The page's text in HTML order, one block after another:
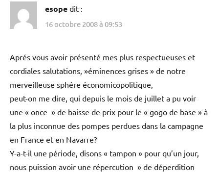
esope dit :
16 octobre 2008 à 09:53
Aprés vous avoir présenté mes plus respectueuses et
cordiales salutations, »éminences grises » de notre
merveilleuse sphére économicopolitique,
peut-on me dire, qui depuis le mois de juillet a pu voir
une « once » de baisse de prix pour le « gogo de base » à
la plus inconnue des pompes perdues dans la campagne
en France et en Navarre?
Y-a-t-il une période, disons « tampon » pour qu’un jour,
nous puission avoir une répercution » de déperdition